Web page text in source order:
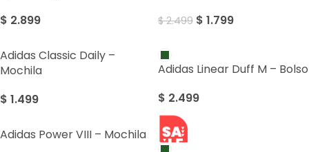
$ 2.899 $2.499 $ 1.799
Adidas Classic Daily –
Mochila
$ 1.499
Adidas Linear Duff M – Bolso
$ 2.499
Adidas Power VIII – Mochila
SALE